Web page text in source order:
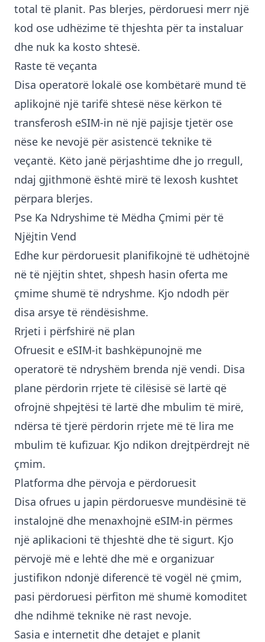
total të planit. Pas blerjes, përdoruesi merr një
kod ose udhëzime të thjeshta për ta instaluar
dhe nuk ka kosto shtesë.
Raste të veçanta
Disa operatorë lokalë ose kombëtarë mund të
aplikojnë një tarifë shtesë nëse kërkon të
transferosh eSIM-in në një pajisje tjetër ose
nëse ke nevojë për asistencë teknike të
veçantë. Këto janë përjashtime dhe jo rregull,
ndaj gjithmonë është mirë të lexosh kushtet
përpara blerjes.
Pse Ka Ndryshime të Mëdha Çmimi për të
Njëjtin Vend
Edhe kur përdoruesit planifikojnë të udhëtojnë
në të njëjtin shtet, shpesh hasin oferta me
çmime shumë të ndryshme. Kjo ndodh për
disa arsye të rëndësishme.
Rrjeti i përfshirë në plan
Ofruesit e eSIM-it bashkëpunojnë me
operatorë të ndryshëm brenda një vendi. Disa
plane përdorin rrjete të cilësisë së lartë që
ofrojnë shpejtësi të lartë dhe mbulim të mirë,
ndërsa të tjerë përdorin rrjete më të lira me
mbulim të kufizuar. Kjo ndikon drejtpërdrejt në
çmim.
Platforma dhe përvoja e përdoruesit
Disa ofrues u japin përdoruesve mundësinë të
instalojnë dhe menaxhojnë eSIM-in përmes
një aplikacioni të thjeshtë dhe të sigurt. Kjo
përvojë më e lehtë dhe më e organizuar
justifikon ndonjë diferencë të vogël në çmim,
pasi përdoruesi përfiton më shumë komoditet
dhe ndihmë teknike në rast nevoje.
Sasia e internetit dhe detajet e planit